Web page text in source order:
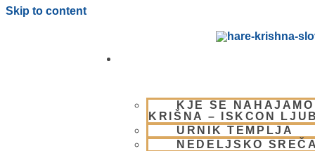
Skip to content
KJE SE
KRIŠNA – ISKCON
URNIK TEMPLJA
NEDELJSKO